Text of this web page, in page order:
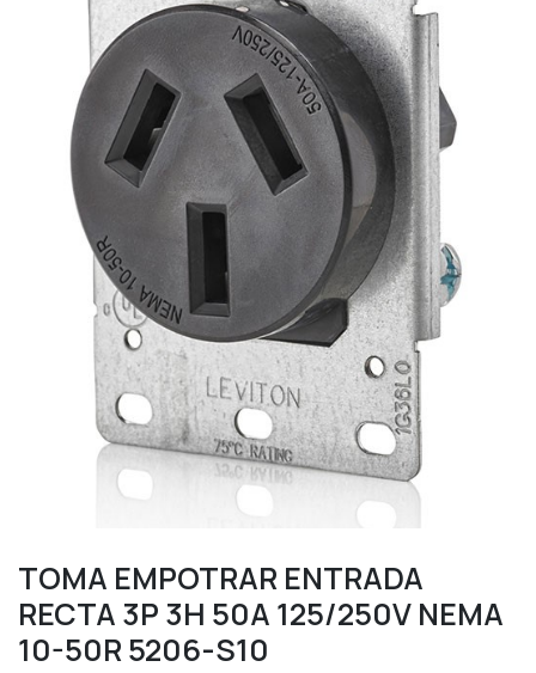
TOMA EMPOTRAR ENTRADA
RECTA 3P 3H 50A 125/250V NEMA
10-50R 5206-S10